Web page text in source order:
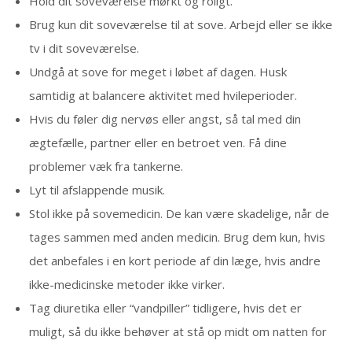
Brug kun dit soveværelse til at sove. Arbejd eller se ikke
tv i dit soveværelse.
Undgå at sove for meget i løbet af dagen. Husk
samtidig at balancere aktivitet med hvileperioder.
Hvis du føler dig nervøs eller angst, så tal med din
ægtefælle, partner eller en betroet ven. Få dine
problemer væk fra tankerne.
Lyt til afslappende musik.
Stol ikke på sovemedicin. De kan være skadelige, når de
tages sammen med anden medicin. Brug dem kun, hvis
det anbefales i en kort periode af din læge, hvis andre
ikke-medicinske metoder ikke virker.
Tag diuretika eller “vandpiller” tidligere, hvis det er
muligt, så du ikke behøver at stå op midt om natten for